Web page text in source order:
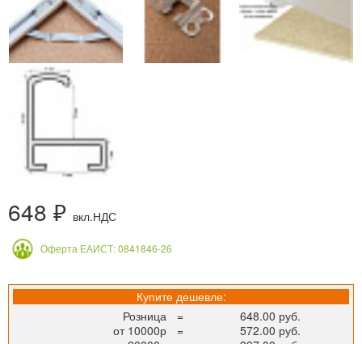
648 ₽ вкл.НДС
Оферта ЕАИСТ: 0841846-26
Купите дешевле:
Розница
=
648.00 руб.
от 10000р
=
572.00 руб.